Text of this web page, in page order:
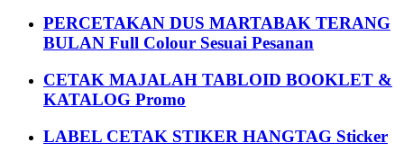
PERCETAKAN DUS MARTABAK TERANG
BULAN Full Colour Sesuai Pesanan
CETAK MAJALAH TABLOID BOOKLET &
KATALOG Promo
LABEL CETAK STIKER HANGTAG Sticker